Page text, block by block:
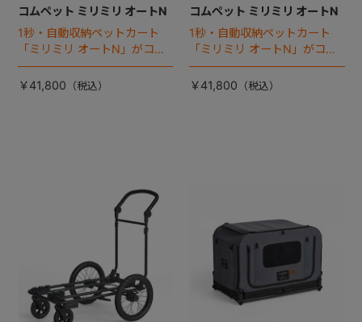
コムペット ミリミリ オートN
1秒・自動収納ペットカート
「ミリミリ オートN」がコム
ペットから登場！
￥41,800
コムペット ミリミリ オートN
1秒・自動収納ペットカート
「ミリミリ オートN」がコム
ペットから登場！
￥41,800